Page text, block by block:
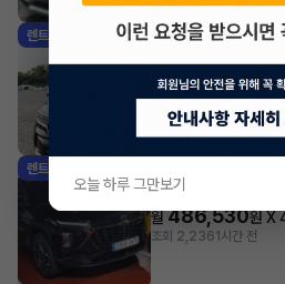
렌트 기아 쏘렌토
월722,635원 X
조회 3361시간 전
렌트
2026년
월 486,530원 X
조회 2,2361시간 전
오늘 하루 그만보기